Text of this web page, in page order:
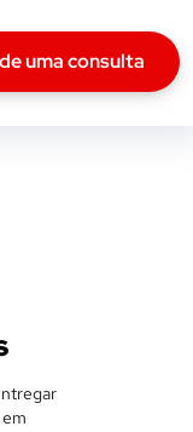
uma consulta